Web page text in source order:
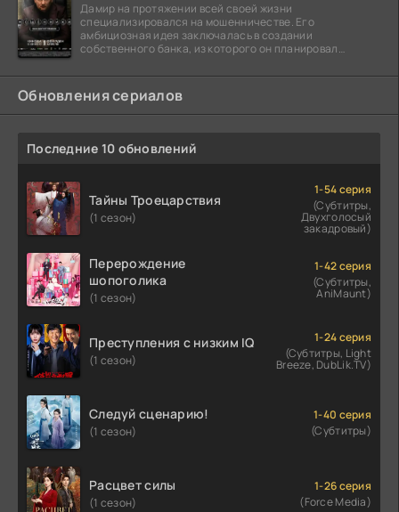
Дамир на протяжении всей своей жизни
специализировался на мошенничестве. Его
амбициозная идея заключалась в создании
собственного банка, из которого он планировал
Обновления сериалов
Последние 10 обновлений
Тайны Троецарствия
(1 сезон)
1-54 серия
(Субтитры,
Двухголосый
закадровый)
Перерождение
шопоголика
(1 сезон)
1-42 серия
(Субтитры,
AniMaunt)
Преступления с низким IQ
(1 сезон)
1-24 серия
(Субтитры, Light
Breeze, DubLik.TV)
Следуй сценарию!
(1 сезон)
1-40 серия
(Субтитры)
Расцвет силы
(1 сезон)
1-26 серия
(Force Media)